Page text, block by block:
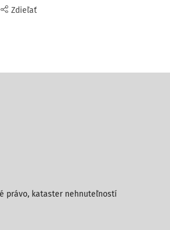
Zdieľať
právo, kataster nehnuteľností